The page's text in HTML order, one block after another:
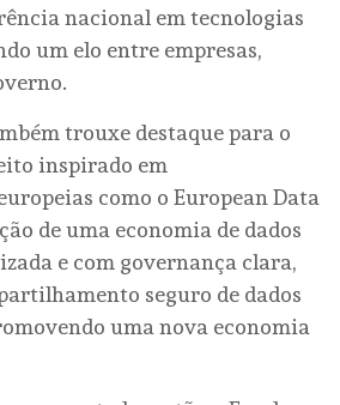
nacional em tecnologias
um elo entre empresas,
trouxe destaque para o
inspirado em
como o European Data
de uma economia de dados
e com governança clara,
seguro de dados
uma nova economia